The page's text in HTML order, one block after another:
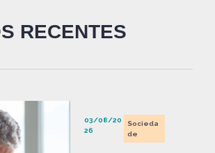
RECENTES
03/08/20
26
Socieda
de